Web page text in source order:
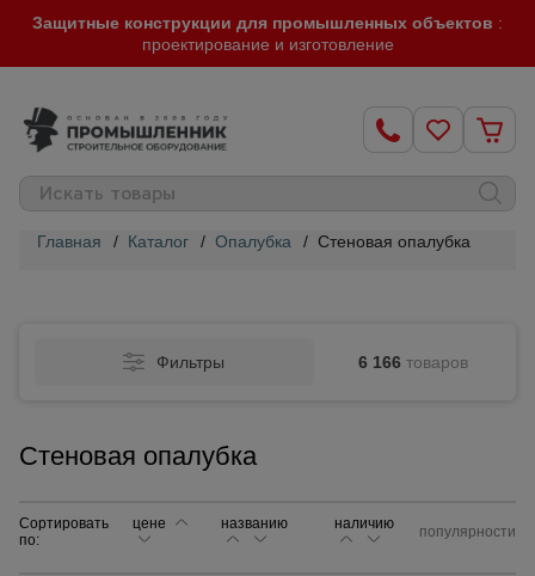
Защитные конструкции для промышленных объектов :
проектирование и изготовление
Главная / Каталог / Опалубка / Стеновая опалубка
Фильтры 6 166 товаров
Стеновая опалубка
Сортировать
по:
цене названию наличию популярности